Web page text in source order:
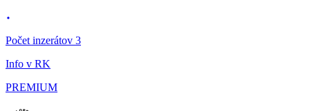
Počet inzerátov 3
Info v RK
PREMIUM